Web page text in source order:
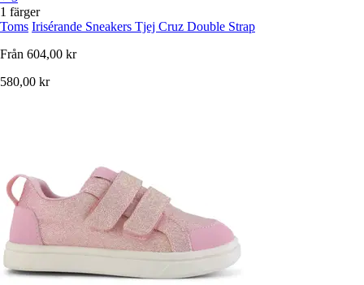
1 färger
Toms Irisérande Sneakers Tjej Cruz Double Strap
Från 604,00 kr
580,00 kr